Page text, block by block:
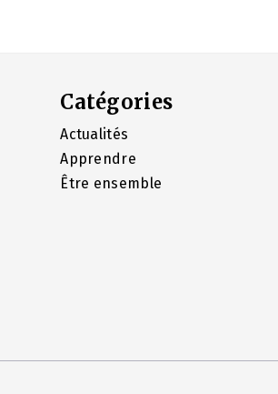
Catégories
Actualités
Apprendre
Être ensemble